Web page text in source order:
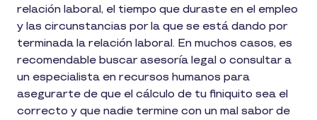
relación laboral, el tiempo que duraste en el empleo
y las circunstancias por la que se está dando por
terminada la relación laboral. En muchos casos, es
recomendable buscar asesoría legal o consultar a
un especialista en recursos humanos para
asegurarte de que el cálculo de tu finiquito sea el
correcto y que nadie termine con un mal sabor de